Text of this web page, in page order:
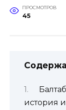
ПРОСМОТРОВ
45
история